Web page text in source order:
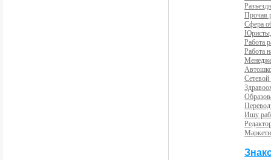
Прочая
Сфера
Юристы,
Работа
Работа
Сетевой
Ищу